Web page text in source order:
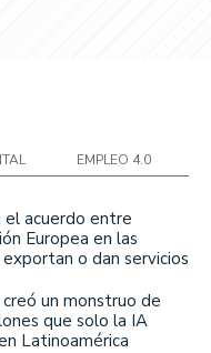
EMPLEO 4.0
el acuerdo entre
Europea en las
o dan servicios
un monstruo de
que solo la IA
Latinoamérica